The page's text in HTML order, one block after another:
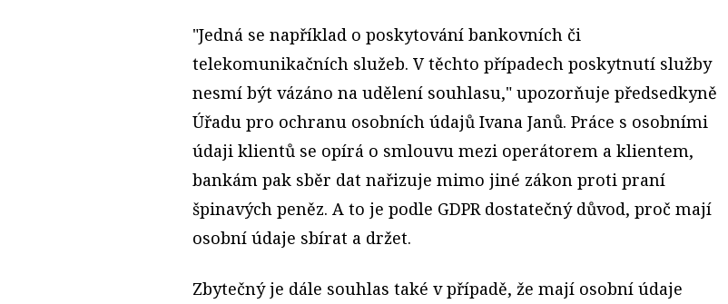
"Jedná se například o poskytování bankovních či
telekomunikačních služeb. V těchto případech poskytnutí služby
nesmí být vázáno na udělení souhlasu," upozorňuje předsedkyně
Úřadu pro ochranu osobních údajů Ivana Janů. Práce s osobními
údaji klientů se opírá o smlouvu mezi operátorem a klientem,
bankám pak sběr dat nařizuje mimo jiné zákon proti praní
špinavých peněz. A to je podle GDPR dostatečný důvod, proč mají
osobní údaje sbírat a držet.
Zbytečný je dále souhlas také v případě, že mají osobní údaje